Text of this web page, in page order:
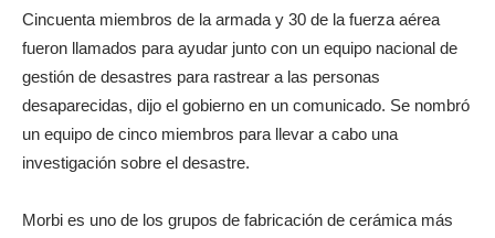
Cincuenta miembros de la armada y 30 de la fuerza aérea
fueron llamados para ayudar junto con un equipo nacional de
gestión de desastres para rastrear a las personas
desaparecidas, dijo el gobierno en un comunicado. Se nombró
un equipo de cinco miembros para llevar a cabo una
investigación sobre el desastre.
Morbi es uno de los grupos de fabricación de cerámica más